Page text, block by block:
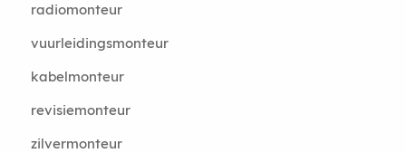
radiomonteur
vuurleidingsmonteur
kabelmonteur
revisiemonteur
zilvermonteur